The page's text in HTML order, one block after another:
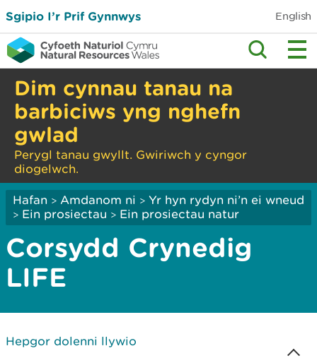
Sgipio I’r Prif Gynnwys English
Dim cynnau tanau na
barbiciws yng nghefn
gwlad
Perygl tanau gwyllt. Gwiriwch y cyngor
diogelwch.
Hafan > Amdanom ni > Yr hyn rydyn ni’n ei wneud
> Ein prosiectau > Ein prosiectau natur
Corsydd Crynedig
LIFE
Hepgor dolenni llywio